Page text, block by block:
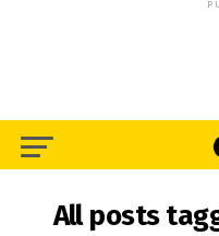
All posts